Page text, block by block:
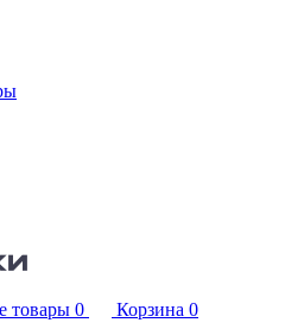
товары 0 Корзина 0